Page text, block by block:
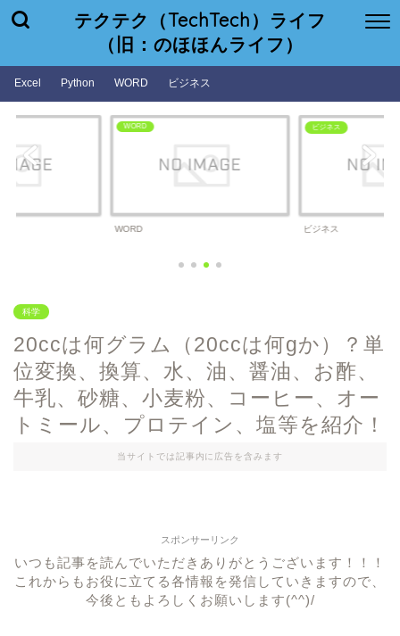
テクテク（TechTech）ライフ
（旧：のほほんライフ）
Excel Python WORD ビジネス
WORD
WORD
ビジネス
ビジネス
科学
20ccは何グラム（20ccは何gか）？単
位変換、換算、水、油、醤油、お酢、
牛乳、砂糖、小麦粉、コーヒー、オー
トミール、プロテイン、塩等を紹介！
当サイトでは記事内に広告を含みます
スポンサーリンク
いつも記事を読んでいただきありがとうございます！！！
これからもお役に立てる各情報を発信していきますので、
今後ともよろしくお願いします(^^)/